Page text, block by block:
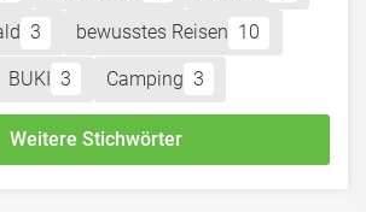
3 bewusstes Reisen 10
BUKI 3 Camping 3
Weitere Stichwörter